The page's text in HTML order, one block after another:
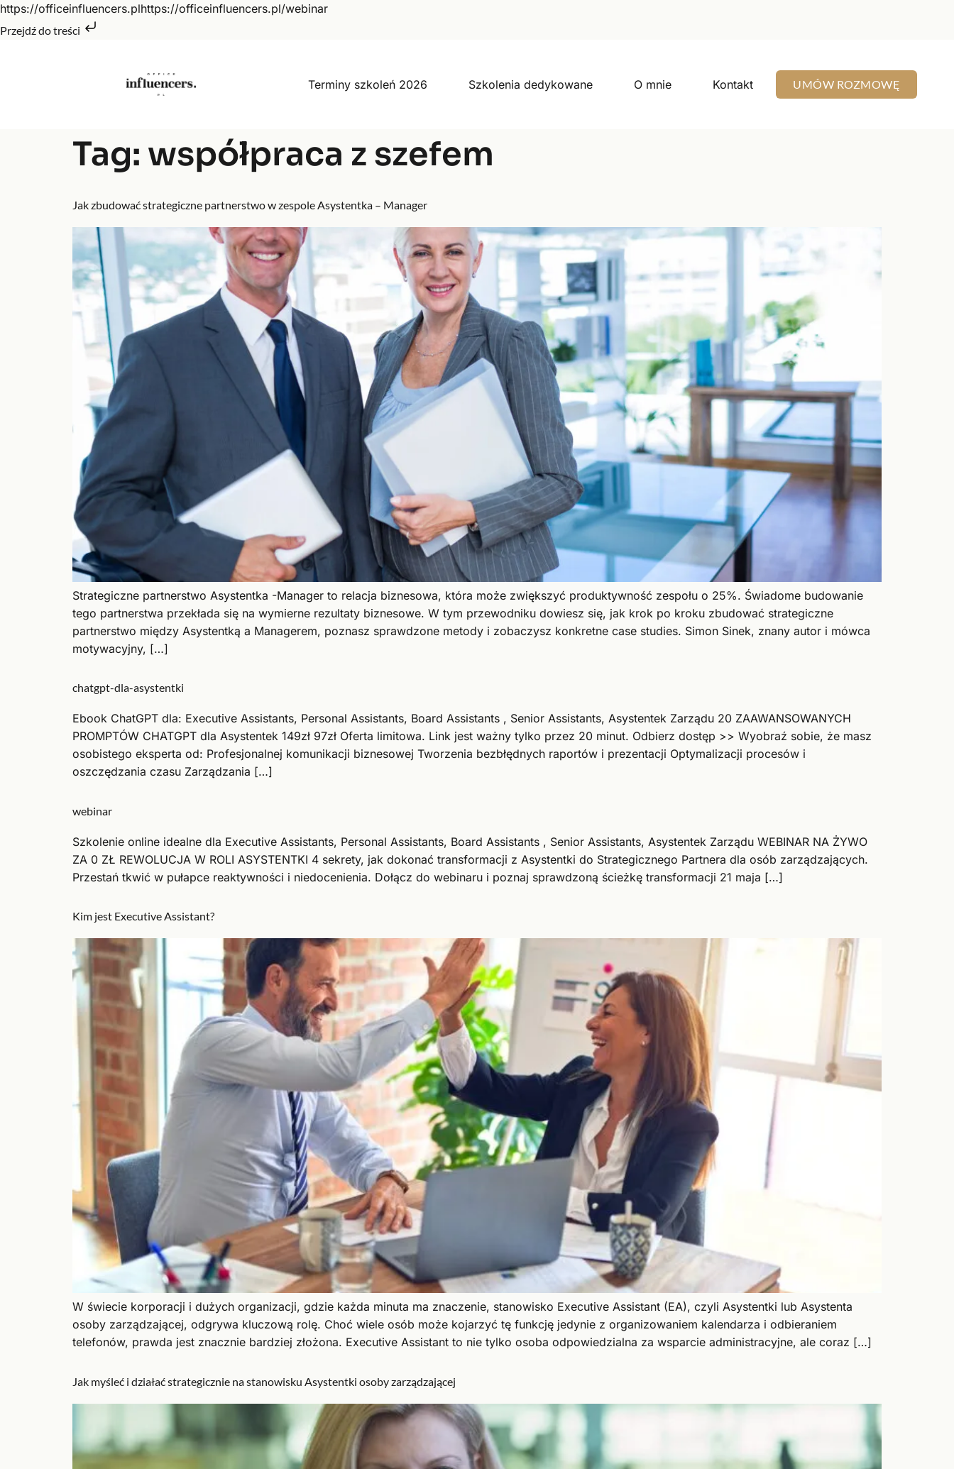
https://officeinfluencers.plhttps://officeinfluencers.pl/webinar
Przejdź do treści
Terminy szkoleń 2026 Szkolenia dedykowane O mnie Kontakt UMÓW ROZMOWĘ
Tag: współpraca z szefem
Jak zbudować strategiczne partnerstwo w zespole Asystentka – Manager
Strategiczne partnerstwo Asystentka -Manager to relacja biznesowa, która może zwiększyć produktywność zespołu o 25%. Świadome budowanie
tego partnerstwa przekłada się na wymierne rezultaty biznesowe. W tym przewodniku dowiesz się, jak krok po kroku zbudować strategiczne
partnerstwo między Asystentką a Managerem, poznasz sprawdzone metody i zobaczysz konkretne case studies. Simon Sinek, znany autor i mówca
motywacyjny, […]
chatgpt-dla-asystentki
Ebook ChatGPT dla: Executive Assistants, Personal Assistants, Board Assistants , Senior Assistants, Asystentek Zarządu 20 ZAAWANSOWANYCH
PROMPTÓW CHATGPT dla Asystentek 149zł 97zł Oferta limitowa. Link jest ważny tylko przez 20 minut. Odbierz dostęp >> Wyobraź sobie, że masz
osobistego eksperta od: Profesjonalnej komunikacji biznesowej Tworzenia bezbłędnych raportów i prezentacji Optymalizacji procesów i
oszczędzania czasu Zarządzania […]
webinar
Szkolenie online idealne dla Executive Assistants, Personal Assistants, Board Assistants , Senior Assistants, Asystentek Zarządu WEBINAR NA ŻYWO
ZA 0 ZŁ REWOLUCJA W ROLI ASYSTENTKI 4 sekrety, jak dokonać transformacji z Asystentki do Strategicznego Partnera dla osób zarządzających.
Przestań tkwić w pułapce reaktywności i niedocenienia. Dołącz do webinaru i poznaj sprawdzoną ścieżkę transformacji 21 maja […]
Kim jest Executive Assistant?
W świecie korporacji i dużych organizacji, gdzie każda minuta ma znaczenie, stanowisko Executive Assistant (EA), czyli Asystentki lub Asystenta
osoby zarządzającej, odgrywa kluczową rolę. Choć wiele osób może kojarzyć tę funkcję jedynie z organizowaniem kalendarza i odbieraniem
telefonów, prawda jest znacznie bardziej złożona. Executive Assistant to nie tylko osoba odpowiedzialna za wsparcie administracyjne, ale coraz […]
Jak myśleć i działać strategicznie na stanowisku Asystentki osoby zarządzającej